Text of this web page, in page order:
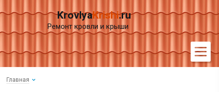
KrovlyaKrishi.ru
Ремонт кровли и крыши
Главная